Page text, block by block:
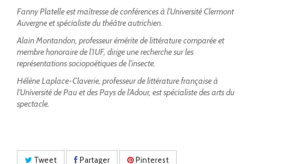
Fanny Platelle est maîtresse de conférences à l’Université Clermont
Auvergne et spécialiste du théâtre autrichien.
Alain Montandon, professeur émérite de littérature comparée et
membre honoraire de l’IUF, dirige une recherche sur les
représentations sociopoétiques de l’insecte.
Hélène Laplace-Claverie, professeur de littérature française à
l’Université de Pau et des Pays de l’Adour, est spécialiste des arts du
spectacle.
Tweet Partager Pinterest